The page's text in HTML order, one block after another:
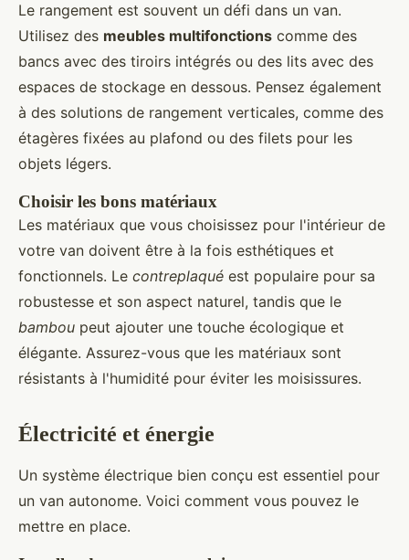
Le rangement est souvent un défi dans un van.
Utilisez des meubles multifonctions comme des
bancs avec des tiroirs intégrés ou des lits avec des
espaces de stockage en dessous. Pensez également
à des solutions de rangement verticales, comme des
étagères fixées au plafond ou des filets pour les
objets légers.
Choisir les bons matériaux
Les matériaux que vous choisissez pour l'intérieur de
votre van doivent être à la fois esthétiques et
fonctionnels. Le contreplaqué est populaire pour sa
robustesse et son aspect naturel, tandis que le
bambou peut ajouter une touche écologique et
élégante. Assurez-vous que les matériaux sont
résistants à l'humidité pour éviter les moisissures.
Électricité et énergie
Un système électrique bien conçu est essentiel pour
un van autonome. Voici comment vous pouvez le
mettre en place.